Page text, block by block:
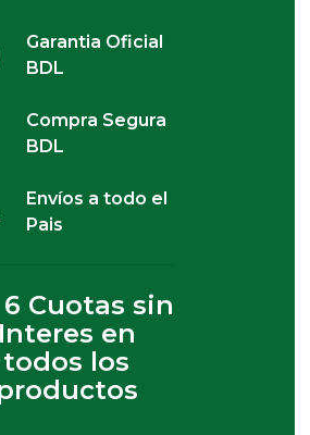
Garantia Oficial
BDL
Compra Segura
BDL
Envíos a todo el
Pais
6 Cuotas sin
Interes en
todos los